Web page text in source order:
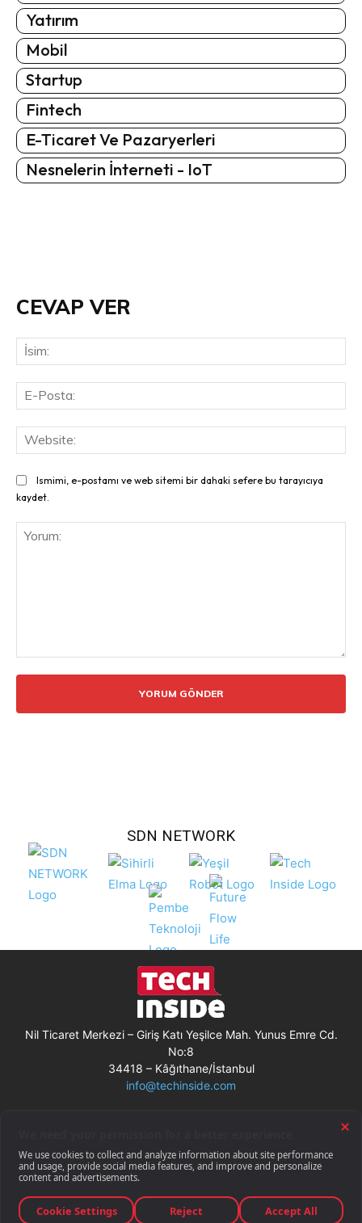
Yatırım
Mobil
Startup
Fintech
E-Ticaret Ve Pazaryerleri
Nesnelerin İnterneti - IoT
CEVAP VER
Ismimi, e-postamı ve web sitemi bir dahaki sefere bu tarayıcıya
kaydet.
SDN NETWORK
Nil Ticaret Merkezi – Giriş Katı Yeşilce Mah. Yunus Emre Cd.
No:8
34418 – Kâğıthane/İstanbul
info@techinside.com
Gizlilik Bildirimi
RSS
© Techinside.com, İnternet Medyası